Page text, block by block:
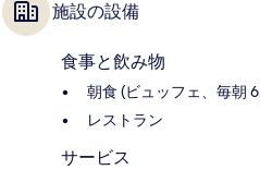
施設の設備
食事と飲み物
朝食 (ビュッフェ、毎朝
レストラン
サービス